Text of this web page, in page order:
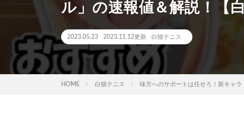
ル」の速報値＆解説！【
2023.05.23 2023.11.12更新 白猫テニス
HOME 白猫テニス 味方へのサポートは任せろ！新キャ